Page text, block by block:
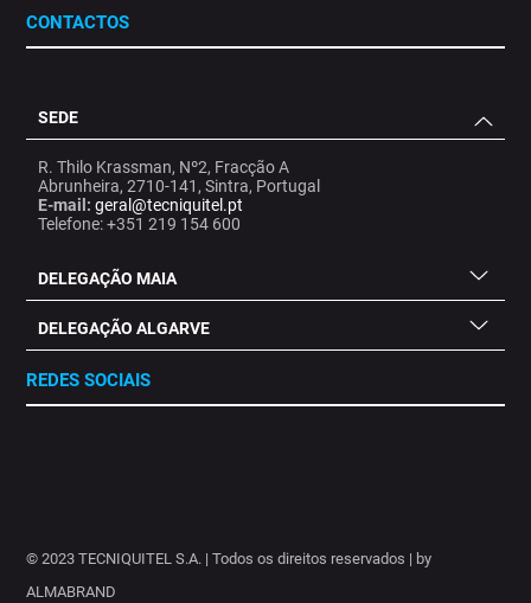
CONTACTOS
SEDE
R. Thilo Krassman, Nº2, Fracção A
Abrunheira, 2710-141, Sintra, Portugal
E-mail: geral@tecniquitel.pt
Telefone: +351 219 154 600
DELEGAÇÃO MAIA
DELEGAÇÃO ALGARVE
REDES SOCIAIS
© 2023 TECNIQUITEL S.A. | Todos os direitos reservados | by
ALMABRAND